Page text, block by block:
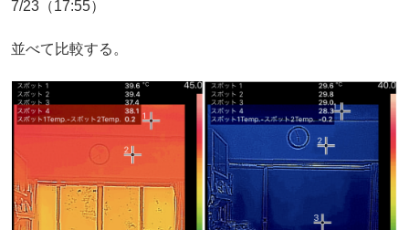
7/23（17:55）
並べて比較する。